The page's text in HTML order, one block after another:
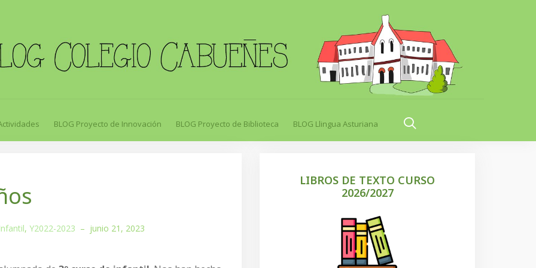
BLOG Proyecto de Innovación BLOG Proyecto de Biblioteca BLOG Llingua Asturiana
, Y2022-2023 – junio 21, 2023
LIBROS DE TEXTO CURSO
2026/2027